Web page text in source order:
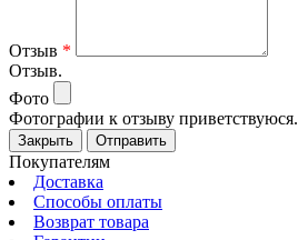
Отзыв *
Отзыв.
Фото
Фотографии к отзыву приветствуюся.
Закрыть Отправить
Покупателям
Доставка
Способы оплаты
Возврат товара